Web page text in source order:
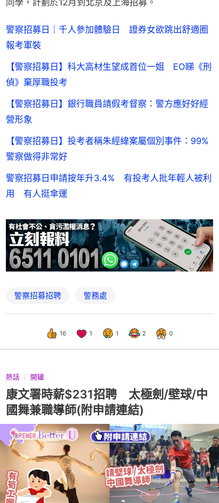
警察招募日｜千人參加體驗日 證券女欲跳出舒適圈
報考軍裝
【警察招募日】科大高材生望成首位一姐 EO睇《刑
偵》棄厚職投考
【警察招募日】銀行職員請假考督察：警方應好好經
營形象
【警察招募日】投考者稱朱經緯案屬個別事件：99%
警察做得非常好
警察招募日申請按年升3.4% 有投考人批年輕人被利
用 有人挺傘運
警察招募招聘 警務處
16 1 1 2 0
熱話 開罐
康文署時薪$231招聘 太極劍/壁球/中
國舞兼職導師(附申請連結)